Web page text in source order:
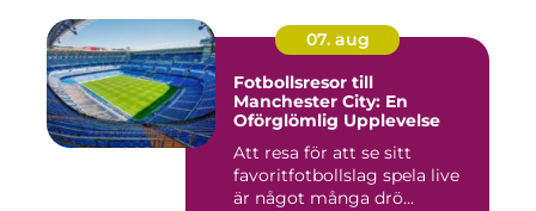
07. aug
Fotbollsresor till
Manchester City: En
Oförglömlig Upplevelse
Att resa för att se sitt
favoritfotbollslag spela live
är något många drö...